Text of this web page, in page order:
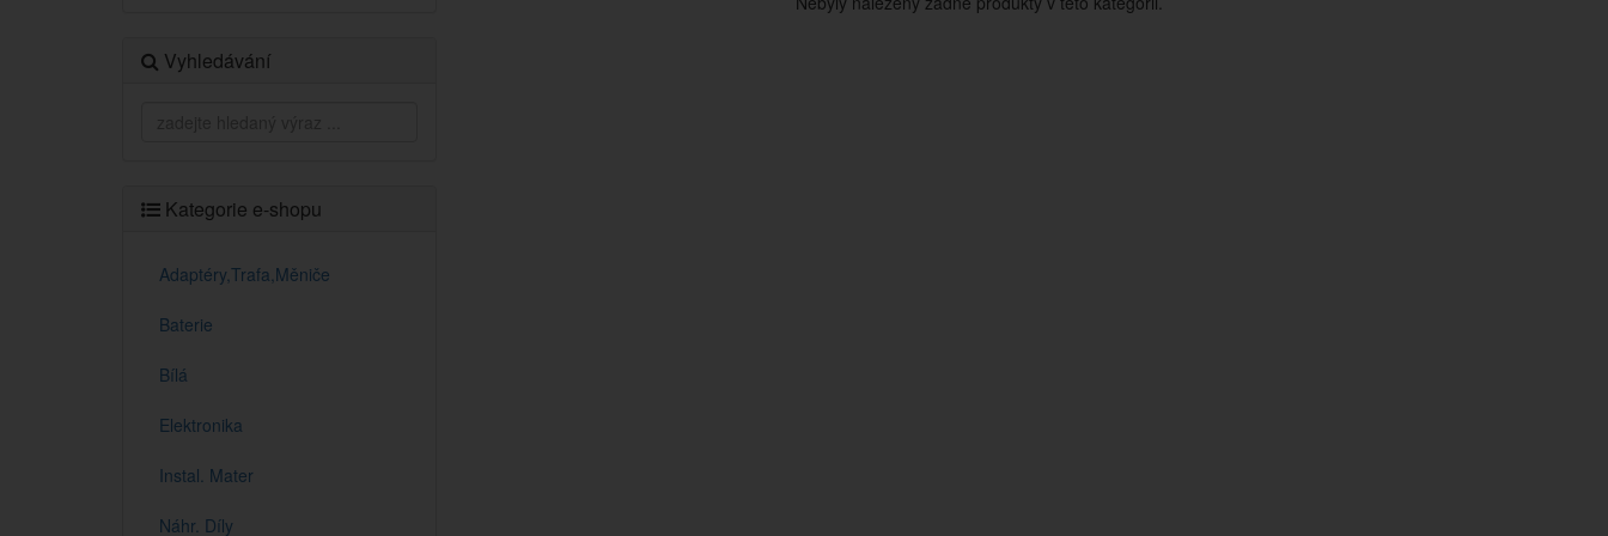
Vyhledávání
Kategorie e-shopu
Adaptéry,Trafa,Měniče
Baterie
Bílá
Elektronika
Instal. Mater
Náhr. Díly